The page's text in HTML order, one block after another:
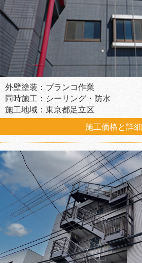
外壁塗装：ブランコ作業
同時施工：シーリング・防水
施工地域：東京都足立区
施工価格と詳細